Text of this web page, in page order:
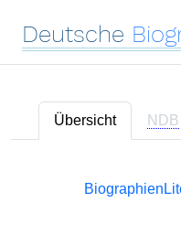
Deutsche
Übersicht NDB
Biographien